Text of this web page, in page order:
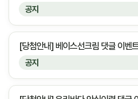
공지
공지
[당첨안내] 베이스선크림 댓글 이벤